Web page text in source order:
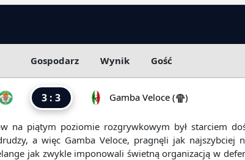
Gospodarz Wynik Gość
3 : 3 Gamba Veloce( )
na piątym poziomie rozgrywkowym był starciem
a więc Gamba Veloce, pragnęli jak
jak zwykle imponowali świetną organizacją w